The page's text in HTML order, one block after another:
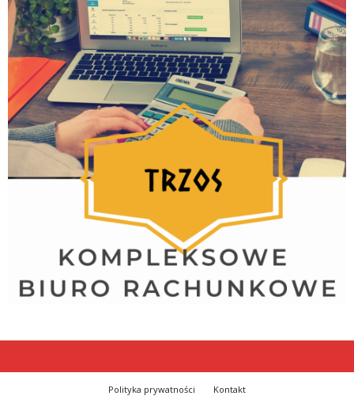
Polityka prywatności Kontakt